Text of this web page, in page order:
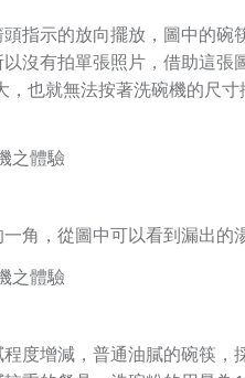
指示的放向擺放，圖中的
沒有拍單張照片，借助這
，也就無法按著洗碗機的尺
角，從圖中可以看到漏出的
度增減，普通油膩的碗筷，